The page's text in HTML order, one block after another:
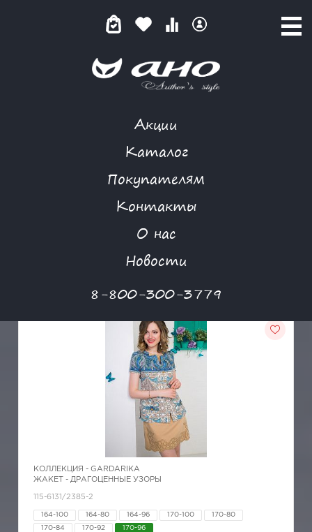
Акции
Каталог
Покупателям
Контакты
О нас
Новости
8-800-300-3779
GARDARIKA
КОЛЛЕКЦИЯ - GARDARIKA
ЖАКЕТ - ДРАГОЦЕННЫЕ УЗОРЫ
115-6131/2385-2
164-100 164-80 164-96 170-100 170-80
170-84 170-92 170-96